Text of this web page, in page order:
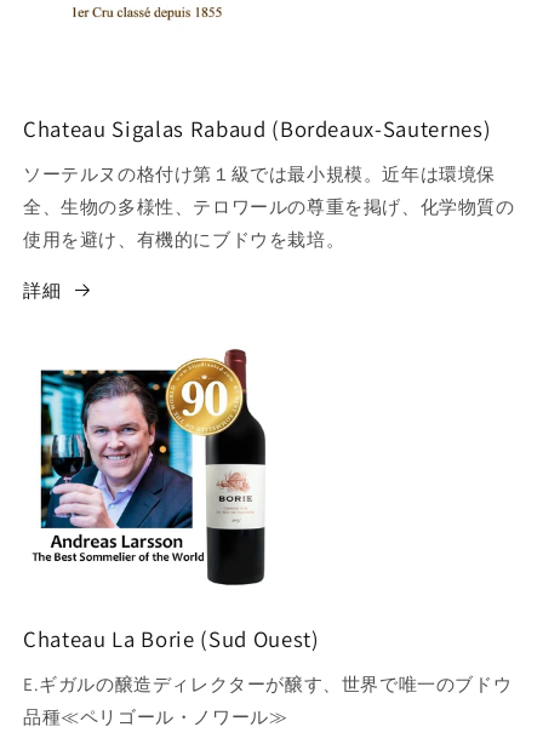
Chateau Sigalas Rabaud (Bordeaux-Sauternes)
ソーテルヌの格付け第１級では最小規模。近年は環境保
全、生物の多様性、テロワールの尊重を掲げ、化学物質の
使用を避け、有機的にブドウを栽培。
詳細
Chateau La Borie (Sud Ouest)
E.ギガルの醸造ディレクターが醸す、世界で唯一のブドウ
品種≪ペリゴール・ノワール≫